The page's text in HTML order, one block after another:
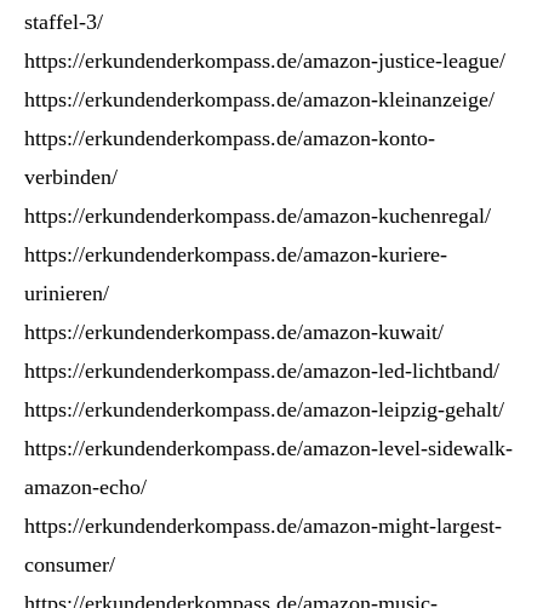
staffel-3/
https://erkundenderkompass.de/amazon-justice-league/
https://erkundenderkompass.de/amazon-kleinanzeige/
https://erkundenderkompass.de/amazon-konto-
verbinden/
https://erkundenderkompass.de/amazon-kuchenregal/
https://erkundenderkompass.de/amazon-kuriere-
urinieren/
https://erkundenderkompass.de/amazon-kuwait/
https://erkundenderkompass.de/amazon-led-lichtband/
https://erkundenderkompass.de/amazon-leipzig-gehalt/
https://erkundenderkompass.de/amazon-level-sidewalk-
amazon-echo/
https://erkundenderkompass.de/amazon-might-largest-
consumer/